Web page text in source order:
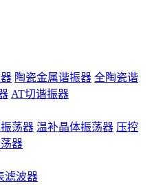
陶瓷金属谐振器 全陶瓷谐
AT切谐振器
荡器 温补晶体振荡器 压控
器
滤波器